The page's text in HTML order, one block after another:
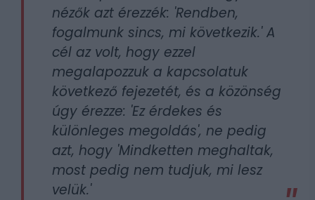
nézők azt érezzék: 'Rendben,
fogalmunk sincs, mi következik.' A
cél az volt, hogy ezzel
megalapozzuk a kapcsolatuk
következő fejezetét, és a közönség
úgy érezze: 'Ez érdekes és
különleges megoldás', ne pedig
azt, hogy 'Mindketten meghaltak,
most pedig nem tudjuk, mi lesz
velük.'